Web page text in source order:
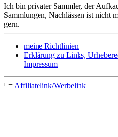
Ich bin privater Sammler, der
Sammlungen, Nachlässen ist nicht
gern.
meine Richtlinien
Erklärung zu Links,
Impressum
¹ = Affiliatelink/Werbelink